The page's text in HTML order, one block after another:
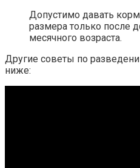
Допустимо давать
размера только после
месячного возраста.
Другие советы по
ниже: